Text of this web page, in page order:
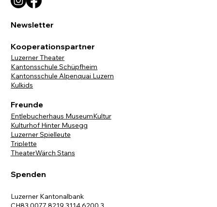
Newsletter
Kooperationspartner
Luzerner Theater
Kantonsschule Schüpfheim
Kantonsschule Alpenquai Luzern
Kulkids
Freunde
Entlebucherhaus MuseumKultur
Kulturhof Hinter Musegg
Luzerner Spielleute
Triplette
TheaterWärch Stans
Spenden
Luzerner Kantonalbank